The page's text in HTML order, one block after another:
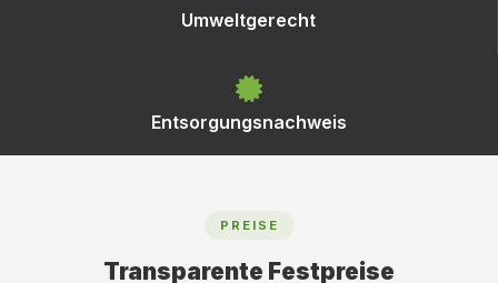
Umweltgerecht
Entsorgungsnachweis
PREISE
Transparente Festpreise